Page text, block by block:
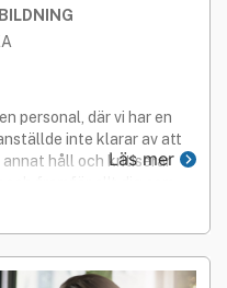
personal, där vi har en
inte klarar av att
håll och kritiserar
Läs mer